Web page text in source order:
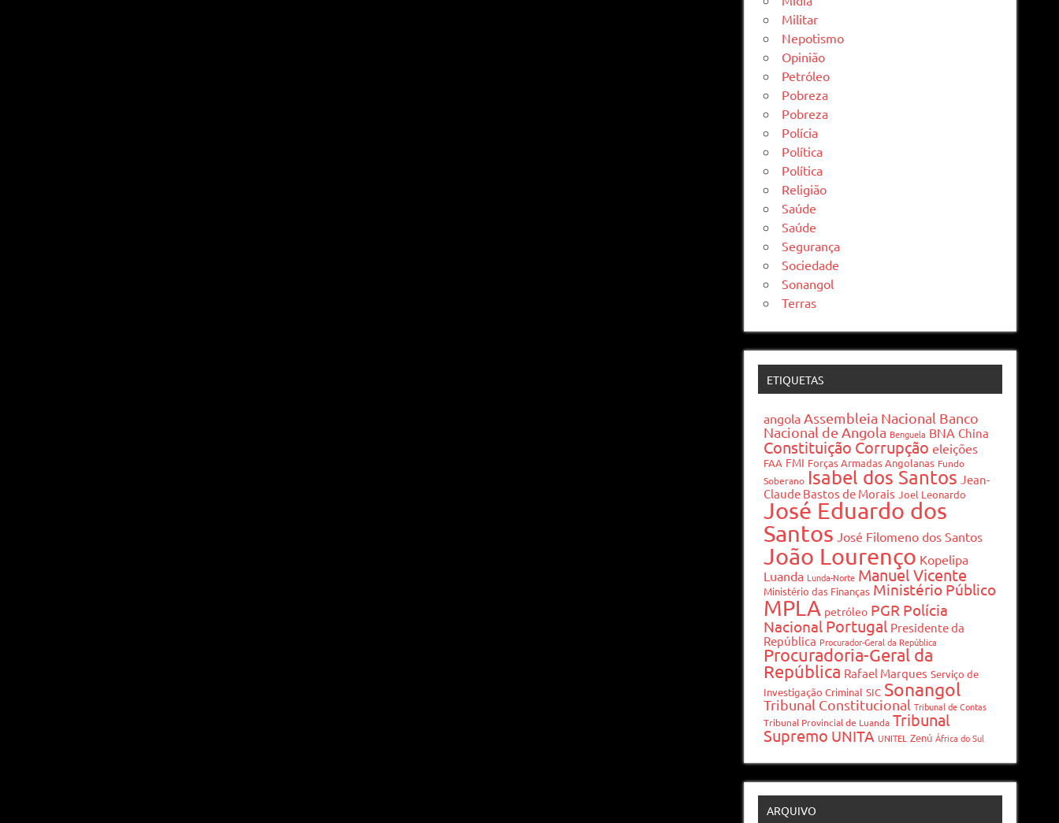
Militar
Nepotismo
Opinião
Petróleo
Pobreza
Pobreza
Polícia
Política
Política
Religião
Saúde
Saúde
Segurança
Sociedade
Sonangol
Terras
ETIQUETAS
angola Assembleia Nacional Banco
Nacional de Angola Benguela BNA China
Constituição Corrupção eleições
FAA FMI Forças Armadas Angolanas Fundo
Soberano Isabel dos Santos Jean-
Claude Bastos de Morais Joel Leonardo
José Eduardo dos
Santos José Filomeno dos Santos
João Lourenço Kopelipa
Luanda Lunda-Norte Manuel Vicente
Ministério das Finanças Ministério Público
MPLA petróleo PGR Polícia
Nacional Portugal Presidente da
República Procurador-Geral da República
Procuradoria-Geral da
República Rafael Marques Serviço de
Investigação Criminal SIC Sonangol
Tribunal Constitucional Tribunal de Contas
Tribunal Provincial de Luanda Tribunal
Supremo UNITA UNITEL Zenú África do Sul
ARQUIVO